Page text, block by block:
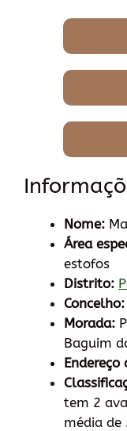
Nome:
Área
estofos
Distrito:
Concelho:
Morada:
Baguim
Endereço
tem 2
média de